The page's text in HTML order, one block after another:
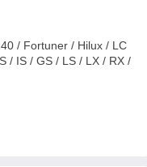
/ Fortuner / Hilux / LC
/ IS / GS / LS / LX / RX /